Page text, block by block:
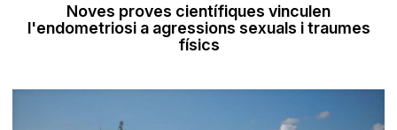
Noves proves científiques vinculen
l'endometriosi a agressions sexuals i traumes
físics